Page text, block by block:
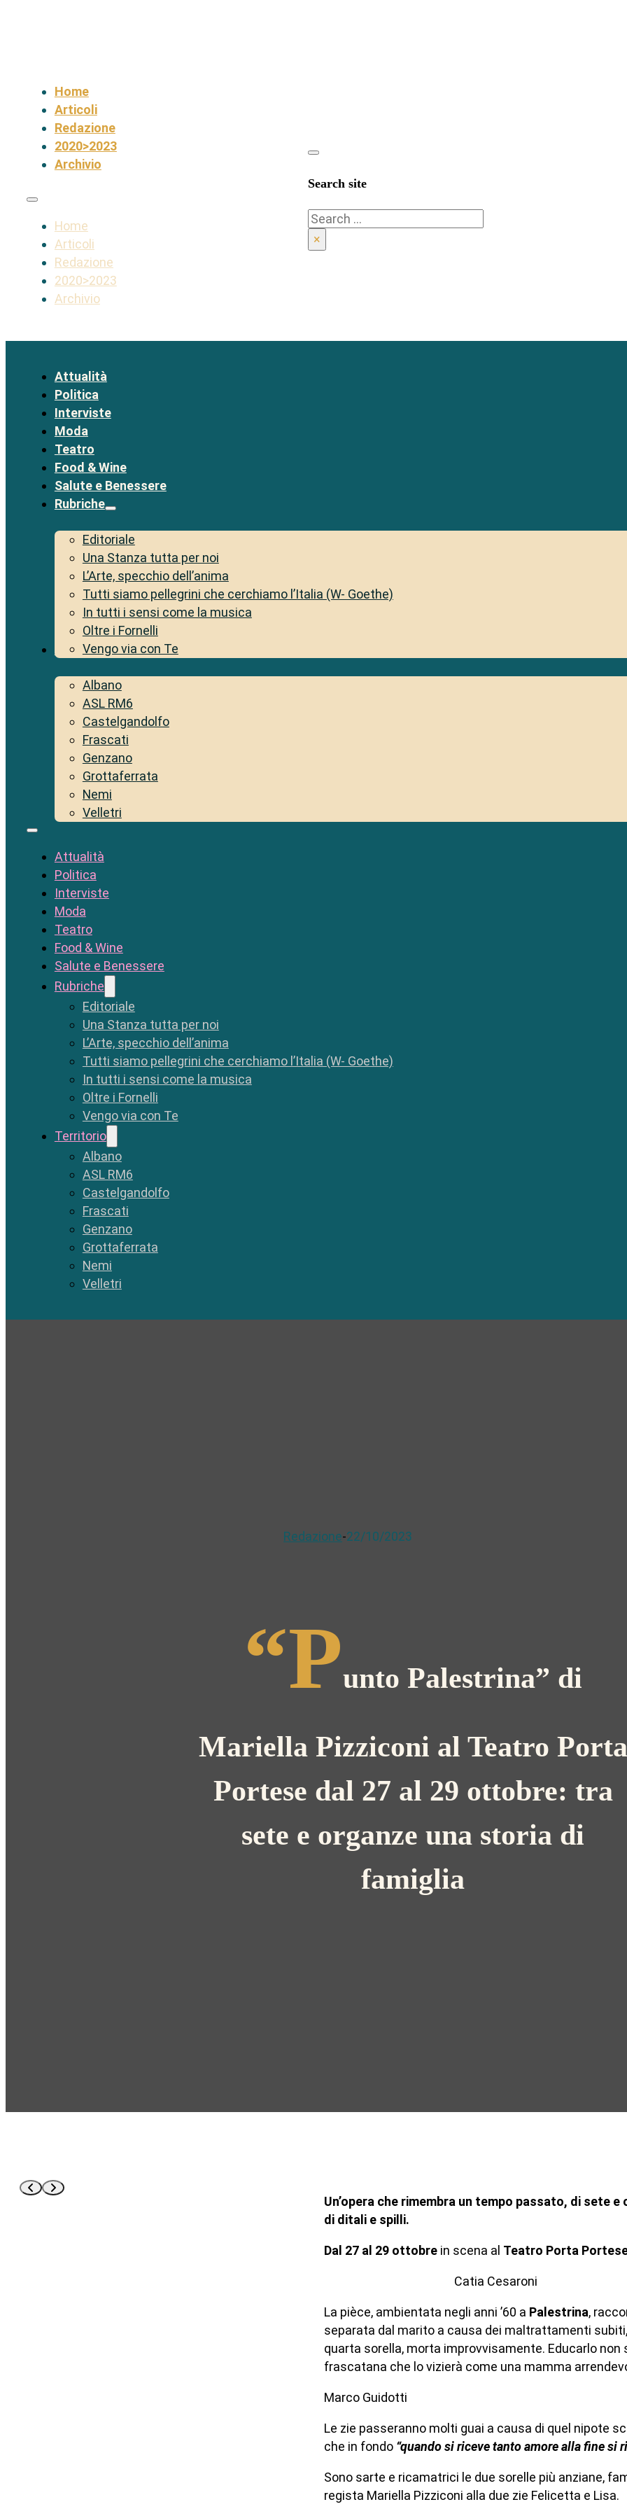
Home
Articoli
Redazione
2020>2023
Archivio
Home
Articoli
Redazione
2020>2023
Archivio
Search site
Search
×
Attualità
Politica
Interviste
Moda
Teatro
Food & Wine
Salute e Benessere
Rubriche
Editoriale
Una Stanza tutta per noi
L’Arte, specchio dell’anima
Tutti siamo pellegrini che cerchiamo l’Italia (W- Goethe)
In tutti i sensi come la musica
Oltre i Fornelli
Vengo via con Te
Territorio
Albano
ASL RM6
Castelgandolfo
Frascati
Genzano
Grottaferrata
Nemi
Velletri
Attualità
Politica
Interviste
Moda
Teatro
Food & Wine
Salute e Benessere
Rubriche
Editoriale
Una Stanza tutta per noi
L’Arte, specchio dell’anima
Tutti siamo pellegrini che cerchiamo l’Italia (W- Goethe)
In tutti i sensi come la musica
Oltre i Fornelli
Vengo via con Te
Territorio
Albano
ASL RM6
Castelgandolfo
Frascati
Genzano
Grottaferrata
Nemi
Velletri
Redazione-22/10/2023
“Punto Palestrina” di
Mariella Pizziconi al Teatro Porta
Portese dal 27 al 29 ottobre: tra
sete e organze una storia di
famiglia
Un’opera che rimembra un tempo passato, di
di ditali e spilli.
Dal 27 al 29 ottobre in scena al Teatro Porta
Catia Cesaroni
La pièce, ambientata negli anni ’60 a Palestrina,
separata dal marito a causa dei maltrattamenti
quarta sorella, morta improvvisamente. Educarlo
frascatana che lo vizierà come una mamma
Marco Guidotti
Le zie passeranno molti guai a causa di quel nipote
che in fondo “quando si riceve tanto amore alla fine si
Sono sarte e ricamatrici le due sorelle più anziane,
regista Mariella Pizziconi alla due zie Felicetta e Lisa.